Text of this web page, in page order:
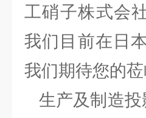
工硝子株式会
我们目前在日
我们期待您的
生产及制造投